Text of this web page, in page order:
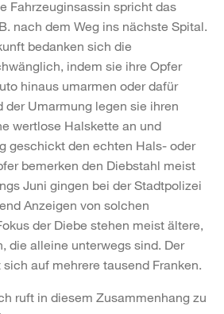
Fahrzeuginsassin spricht das
nach dem Weg ins nächste Spital.
bedanken sich die
indem sie ihre Opfer
hinaus umarmen oder dafür
der Umarmung legen sie ihren
wertlose Halskette an und
geschickt den echten Hals- oder
bemerken den Diebstahl meist
Juni gingen bei der Stadtpolizei
Anzeigen von solchen
der Diebe stehen meist ältere,
die alleine unterwegs sind. Der
auf mehrere tausend Franken.
ruft in diesem Zusammenhang zu